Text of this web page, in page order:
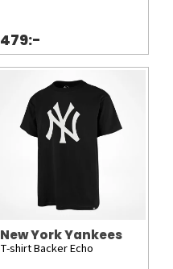
479:-
New York Yankees
T-shirt Backer Echo